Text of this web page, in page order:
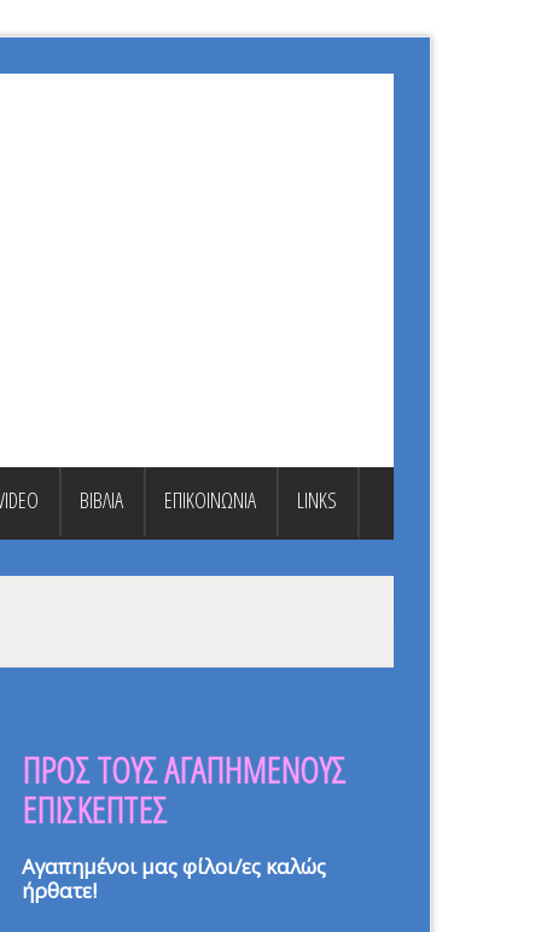
ΒΙΒΛΙΑ ΕΠΙΚΟΙΝΩΝΙΑ LINKS
ΠΡΟΣ ΤΟΥΣ ΑΓΑΠΗΜΕΝΟΥΣ
ΕΠΙΣΚΕΠΤΕΣ
Αγαπημένοι μας φίλοι/ες καλώς
ήρθατε!